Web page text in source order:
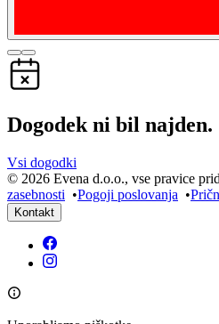
Dogodek ni bil najden.
Vsi dogodki
© 2026 Evena d.o.o., vse pravice
zasebnosti •Pogoji poslovanja •
Kontakt